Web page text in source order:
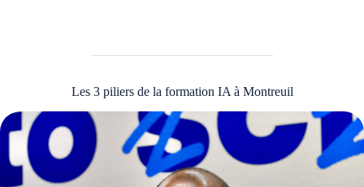
Les 3 piliers de la formation IA à Montreuil